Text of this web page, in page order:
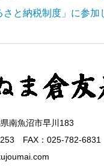
さと納税制度」に参加
南魚沼市早川183
FAX：025-782-6831